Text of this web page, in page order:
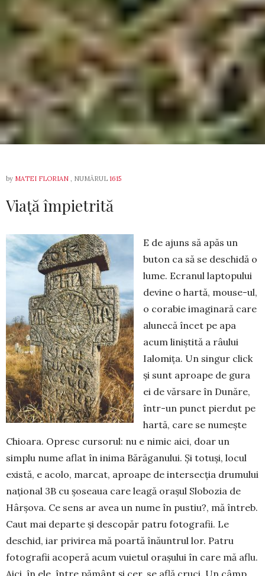
by MATEI FLORIAN , NUMĂRUL 1615
Viață împietrită
E de ajuns să apăs un
buton ca să se deschidă o
lume. Ecranul laptopului
devine o hartă, mouse-ul,
o corabie imaginară care
alunecă încet pe apa
acum liniștită a râului
Ialomița. Un singur click
și sunt aproape de gura
ei de vărsare în Dunăre,
într-un punct pierdut pe
hartă, care se numește
Chioara. Opresc cursorul: nu e nimic aici, doar un
simplu nume aflat în inima Bărăganului. Și totuși, locul
exis­tă, e acolo, marcat, aproape de intersecția dru­mului
național 3B cu șoseaua care leagă orașul Slo­bozia de
Hârșova. Ce sens ar avea un nume în pus­tiu?, mă întreb.
Caut mai departe și descopăr patru fotografii. Le
deschid, iar privirea mă poartă înăun­trul lor. Patru
fotografii acoperă acum vuietul orașului în care mă aflu.
Aici, în ele, între pământ și cer, se află cruci. Un câmp